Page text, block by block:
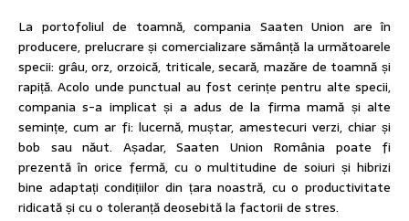
La portofoliul de toamnă, compania Saaten Union are în
producere, prelucrare și comercializare sămânță la următoarele
specii: grâu, orz, orzoică, triticale, secară, mazăre de toamnă și
rapiță. Acolo unde punctual au fost cerințe pentru alte specii,
compania s-a implicat și a adus de la firma mamă și alte
semințe, cum ar fi: lucernă, muștar, amestecuri verzi, chiar și
bob sau năut. Așadar, Saaten Union România poate fi
prezentă în orice fermă, cu o multitudine de soiuri și hibrizi
bine adaptați condițiilor din țara noastră, cu o productivitate
ridicată și cu o toleranță deosebită la factorii de stres.